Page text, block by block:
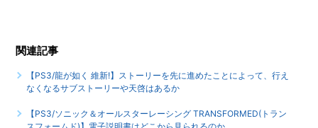
関連記事
【PS3/龍が如く 維新!】ストーリーを先に進めたことによって、行え
なくなるサブストーリーや天啓はあるか
【PS3/ソニック＆オールスターレーシング TRANSFORMED(トラン